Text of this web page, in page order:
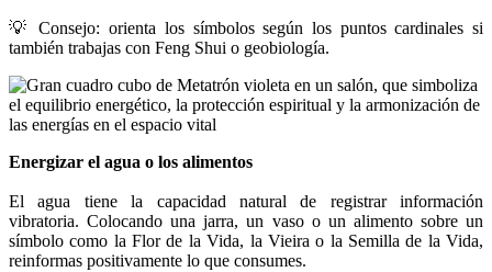
💡 Consejo: orienta los símbolos según los puntos cardinales si
también trabajas con Feng Shui o geobiología.
Energizar el agua o los alimentos
El agua tiene la capacidad natural de registrar información
vibratoria. Colocando una jarra, un vaso o un alimento sobre un
símbolo como la Flor de la Vida, la Vieira o la Semilla de la Vida,
reinformas positivamente lo que consumes.